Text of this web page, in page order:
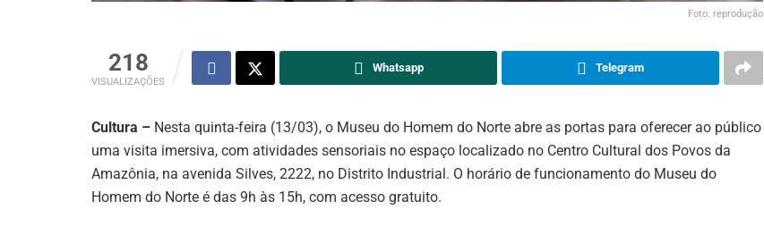
Foto: reprodução
218
VISUALIZAÇÕES
Whatsapp Telegram
Cultura – Nesta quinta-feira (13/03), o Museu do Homem do Norte abre as portas para oferecer ao público
uma visita imersiva, com atividades sensoriais no espaço localizado no Centro Cultural dos Povos da
Amazônia, na avenida Silves, 2222, no Distrito Industrial. O horário de funcionamento do Museu do
Homem do Norte é das 9h às 15h, com acesso gratuito.